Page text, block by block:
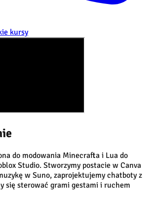
kursy
do modowania Minecrafta i Lua do
Studio. Stworzymy postacie w Canva
w Suno, zaprojektujemy chatboty z
się sterować grami gestami i ruchem